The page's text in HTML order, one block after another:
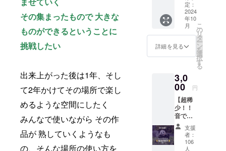
その集まったもので 大きな
ものができるということに
挑戦したい
出来上がった後は1年、そし
て2年かけてその場所で楽し
めるような空間にしたく
みんなで使いながら その作
品が 熟していくようなも
の、そんな場所の使い方を
いま
す。1点
1点手刷
りしま
すので
写真と
は多少
ンや配
置にな
りま
す。
方法」
著者 池
田親生
とハッ
ピーこ
うちゃ
んの
合宿」
参加券
＜池田
親生
メッ
セージ
＞ 2人
とも、
頭のネ
す。 ※
クラウ
ドファ
ンディ
ング特
別価格
となり
ンの相
談は、
クラウ
ドファ
ンディ
ング終
了後に
担当者
より
ジ全体
装飾、
ショー
ウィン
ドウ な
ど その
場所の
引き出
し、そ
の場所
オリジ
ナルの
竹あか
りによ
る全体
の空間
定：
2024
年10
月
詳細を見る
こ
の
リ
タ
ー
ン
を
選
択
す
る
3,0
00 円
【超稀
少！！
音で応
援！
ジャイ
アント
パンダ
支援
者：
106
人